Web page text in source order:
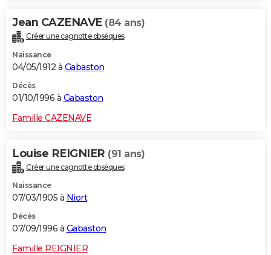
Jean CAZENAVE (84 ans)
Créer une cagnotte obsèques
Naissance
04/05/1912 à Gabaston
Décès
01/10/1996 à Gabaston
Famille CAZENAVE
Louise REIGNIER (91 ans)
Créer une cagnotte obsèques
Naissance
07/03/1905 à Niort
Décès
07/09/1996 à Gabaston
Famille REIGNIER